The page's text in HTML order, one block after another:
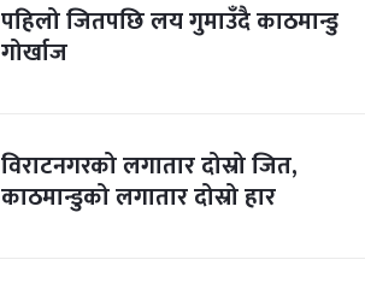
पहिलो जितपछि लय गुमाउँदै काठमान्डु
गोर्खाज
विराटनगरको लगातार दोस्रो जित,
काठमान्डुको लगातार दोस्रो हार